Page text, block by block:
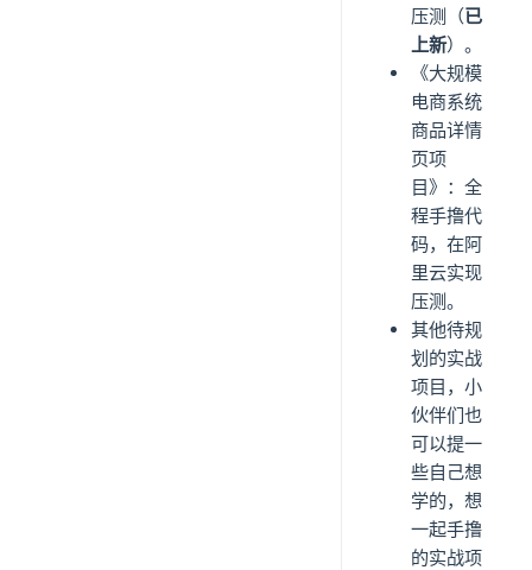
压测（已
上新）。
《大规模
电商系统
商品详情
页项
目》：全
程手撸代
码，在阿
里云实现
压测。
其他待规
划的实战
项目，小
伙伴们也
可以提一
些自己想
学的，想
一起手撸
的实战项